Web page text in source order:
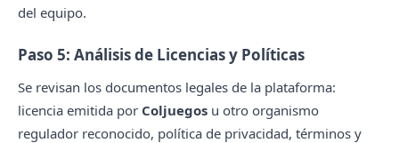
del equipo.
Paso 5: Análisis de Licencias y Políticas
Se revisan los documentos legales de la plataforma:
licencia emitida por Coljuegos u otro organismo
regulador reconocido, política de privacidad, términos y